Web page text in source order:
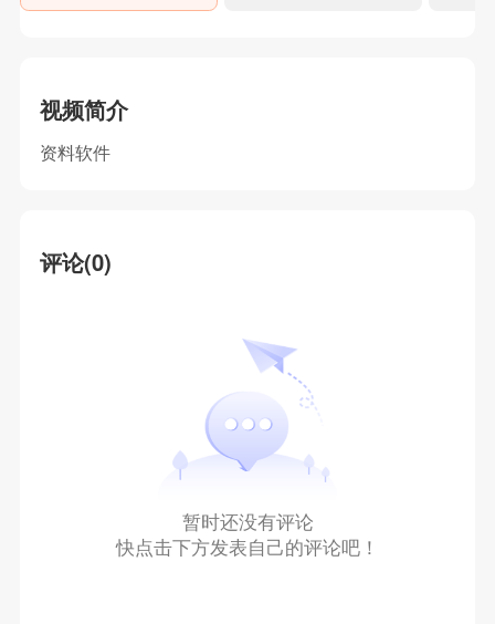
视频简介
资料软件
评论(0)
暂时还没有评论
快点击下方发表自己的评论吧！